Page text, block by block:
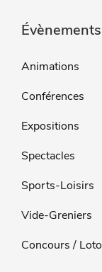
Évènements
Animations
Conférences
Expositions
Spectacles
Sports-Loisirs
Vide-Greniers
Concours / Loto